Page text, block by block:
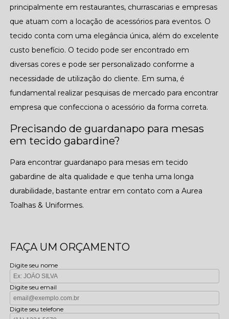
principalmente em restaurantes, churrascarias e empresas
que atuam com a locação de acessórios para eventos. O
tecido conta com uma elegância única, além do excelente
custo benefício. O tecido pode ser encontrado em
diversas cores e pode ser personalizado conforme a
necessidade de utilização do cliente. Em suma, é
fundamental realizar pesquisas de mercado para encontrar
empresa que confecciona o acessório da forma correta.
Precisando de guardanapo para mesas
em tecido gabardine?
Para encontrar guardanapo para mesas em tecido
gabardine de alta qualidade e que tenha uma longa
durabilidade, bastante entrar em contato com a Aurea
Toalhas & Uniformes.
FAÇA UM ORÇAMENTO
Digite seu nome
Digite seu email
Digite seu telefone